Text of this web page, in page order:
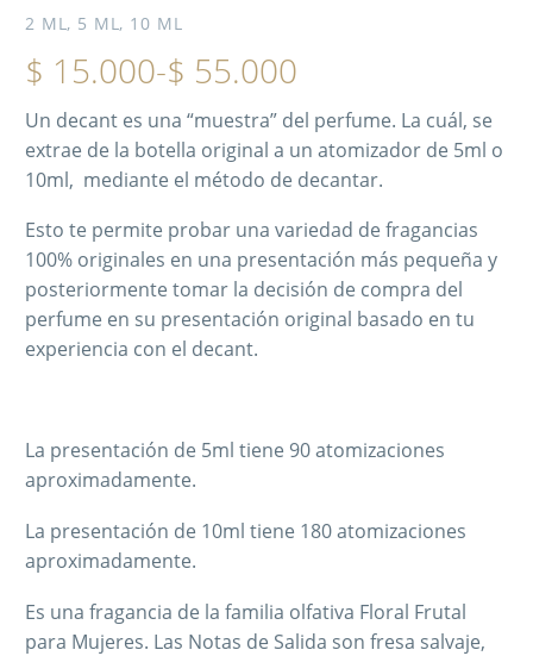
2 ML, 5 ML, 10 ML
$ 15.000-$ 55.000
Un decant es una “muestra” del perfume. La cuál, se
extrae de la botella original a un atomizador de 5ml o
10ml, mediante el método de decantar.
Esto te permite probar una variedad de fragancias
100% originales en una presentación más pequeña y
posteriormente tomar la decisión de compra del
perfume en su presentación original basado en tu
experiencia con el decant.
La presentación de 5ml tiene 90 atomizaciones
aproximadamente.
La presentación de 10ml tiene 180 atomizaciones
aproximadamente.
Es una fragancia de la familia olfativa Floral Frutal
para Mujeres. Las Notas de Salida son fresa salvaje,